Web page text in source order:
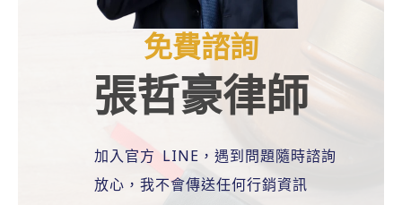
免費諮詢
張哲豪律師
加入官方 LINE，遇到問題隨時諮詢
放心，我不會傳送任何行銷資訊